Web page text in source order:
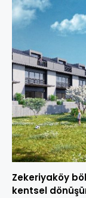
Zekeriyaköy